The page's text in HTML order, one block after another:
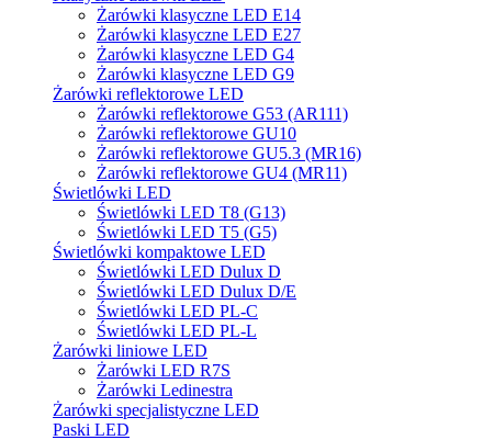
Żarówki klasyczne LED E14
Żarówki klasyczne LED E27
Żarówki klasyczne LED G4
Żarówki klasyczne LED G9
Żarówki reflektorowe LED
Żarówki reflektorowe G53 (AR111)
Żarówki reflektorowe GU10
Żarówki reflektorowe GU5.3 (MR16)
Żarówki reflektorowe GU4 (MR11)
Świetlówki LED
Świetlówki LED T8 (G13)
Świetlówki LED T5 (G5)
Świetlówki kompaktowe LED
Świetlówki LED Dulux D
Świetlówki LED Dulux D/E
Świetlówki LED PL-C
Świetlówki LED PL-L
Żarówki liniowe LED
Żarówki LED R7S
Żarówki Ledinestra
Żarówki specjalistyczne LED
Paski LED